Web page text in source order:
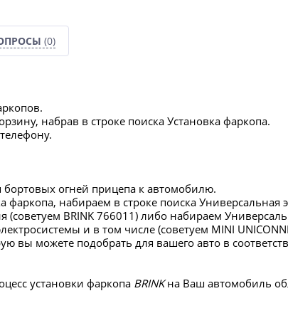
(0)
набрав в строке поиска Установка фаркопа.
бортовых огней прицепа к автомобилю.
фаркопа, набираем в строке поиска Универсальная
BRINK 766011) либо набираем
и в том числе (советуем MINI
вы можете подобрать для вашего авто в
установки фаркопа BRINKна Ваш автомобиль